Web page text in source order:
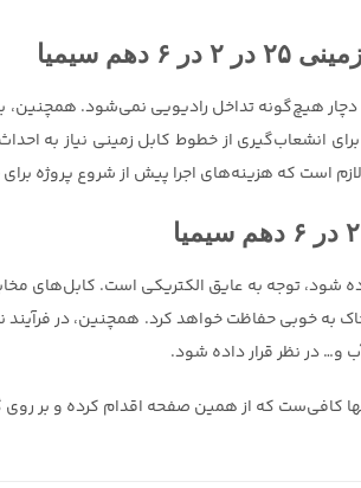
سیمیا
دهم سیمیا به گونه‌ای بوده که دچار هیچ‌گونه تداخل
انشعاب‌گیری از خطوط کابل زمینی نیاز به
است که هزینه‌های اجرا پیش از شروع پروژه
توجه به عایق الکتریکی است. کابل‌های
به خوبی حفاظت خواهد کرد. همچنین، در
در نظر قرار داده شود.